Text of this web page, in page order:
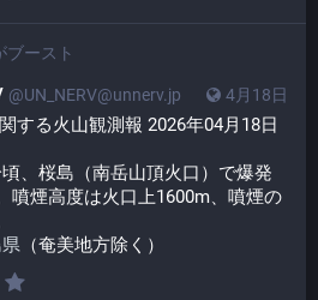
ブースト
4月18日
@UN_NERV@unnerv.jp
する火山観測報 2026年04月18日
、桜島（南岳山頂火口）で爆発
噴煙高度は火口上1600m、噴煙の
（奄美地方除く）